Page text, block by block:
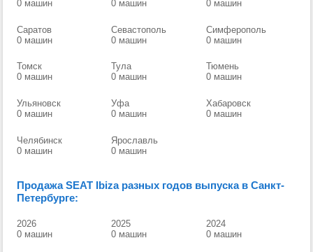
0 машин
0 машин
0 машин
Саратов
0 машин
Севастополь
0 машин
Симферополь
0 машин
Томск
0 машин
Тула
0 машин
Тюмень
0 машин
Ульяновск
0 машин
Уфа
0 машин
Хабаровск
0 машин
Челябинск
0 машин
Ярославль
0 машин
Продажа SEAT Ibiza разных годов выпуска в Санкт-
Петербурге:
2026
0 машин
2025
0 машин
2024
0 машин